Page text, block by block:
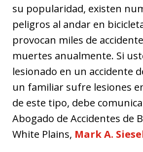
su popularidad, existen
peligros al andar en
provocan miles de
muertes anualmente. Si
lesionado en un accidente
un familiar sufre lesiones
de este tipo, debe
Abogado de Accidentes de
White Plains, Mark A.